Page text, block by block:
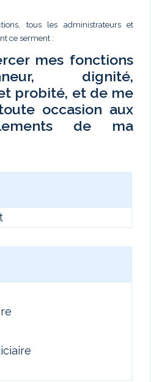
tous les administrateurs et
ce serment :
mes fonctions
dignité,
probité, et de me
occasion aux
de ma